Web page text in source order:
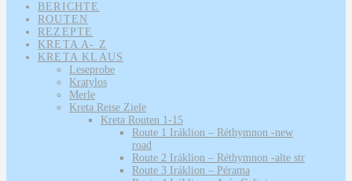
BERICHTE
ROUTEN
REZEPTE
KRETA A- Z
KRETA KLAUS
Leseprobe
Kratylos
Merle
Kreta Reise Ziele
Kreta Routen 1-15
Route 1 Iráklion – Réthymnon -new
road
Route 2 Iráklion – Réthymnon -alte str
Route 3 Iráklion – Pérama